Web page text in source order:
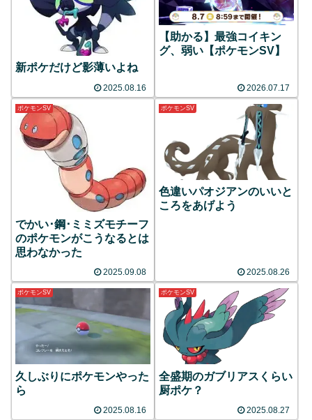
新ポケだけど影薄いよね
2025.08.16
【助かる】最強コイキン
グ、弱い【ポケモンSV】
2026.07.17
ポケモンSV
でかい･鋼･ミミズモチーフ
のポケモンがこうなるとは
思わなかった
2025.09.08
ポケモンSV
色違いパオジアンのいいと
ころをあげよう
2025.08.26
ポケモンSV
久しぶりにポケモンやった
ら
2025.08.16
ポケモンSV
全盛期のガブリアスくらい
厨ポケ？
2025.08.27